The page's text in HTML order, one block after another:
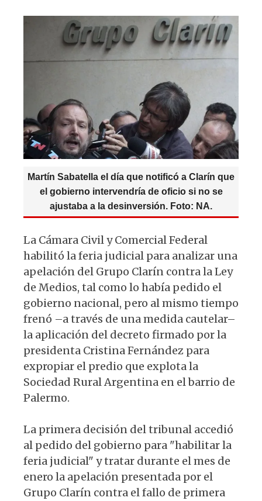
Martín Sabatella el día que notificó a Clarín que
el gobierno intervendría de oficio si no se
ajustaba a la desinversión. Foto: NA.
La Cámara Civil y Comercial Federal
habilitó la feria judicial para analizar una
apelación del Grupo Clarín contra la Ley
de Medios, tal como lo había pedido el
gobierno nacional, pero al mismo tiempo
frenó –a través de una medida cautelar–
la aplicación del decreto firmado por la
presidenta Cristina Fernández para
expropiar el predio que explota la
Sociedad Rural Argentina en el barrio de
Palermo.
La primera decisión del tribunal accedió
al pedido del gobierno para "habilitar la
feria judicial" y tratar durante el mes de
enero la apelación presentada por el
Grupo Clarín contra el fallo de primera